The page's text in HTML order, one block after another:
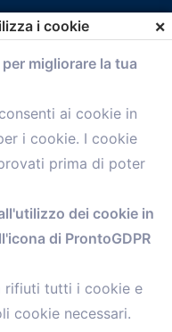
i cookie ×
migliorare la tua
ai cookie in
i cookie. I cookie
prima di poter
dei cookie in
di ProntoGDPR
rifiuti tutti i cookie e
cookie necessari.